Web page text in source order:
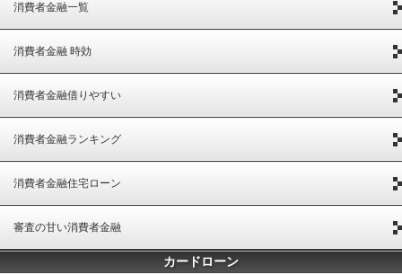
消費者金融一覧
消費者金融 時効
消費者金融借りやすい
消費者金融ランキング
消費者金融住宅ローン
審査の甘い消費者金融
カードローン